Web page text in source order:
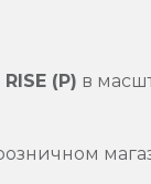
(P) в